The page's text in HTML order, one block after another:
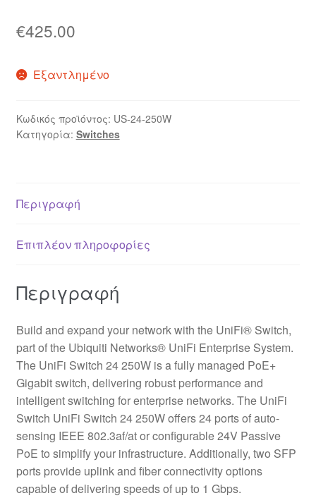
€425.00
Εξαντλημένο
Κωδικός προϊόντος: US-24-250W
Κατηγορία: Switches
Περιγραφή
Επιπλέον πληροφορίες
Περιγραφή
Build and expand your network with the UniFi® Switch,
part of the Ubiquiti Networks® UniFi Enterprise System.
The UniFi Switch 24 250W is a fully managed PoE+
Gigabit switch, delivering robust performance and
intelligent switching for enterprise networks. The UniFi
Switch UniFi Switch 24 250W offers 24 ports of auto-
sensing IEEE 802.3af/at or configurable 24V Passive
PoE to simplify your infrastructure. Additionally, two SFP
ports provide uplink and fiber connectivity options
capable of delivering speeds of up to 1 Gbps.